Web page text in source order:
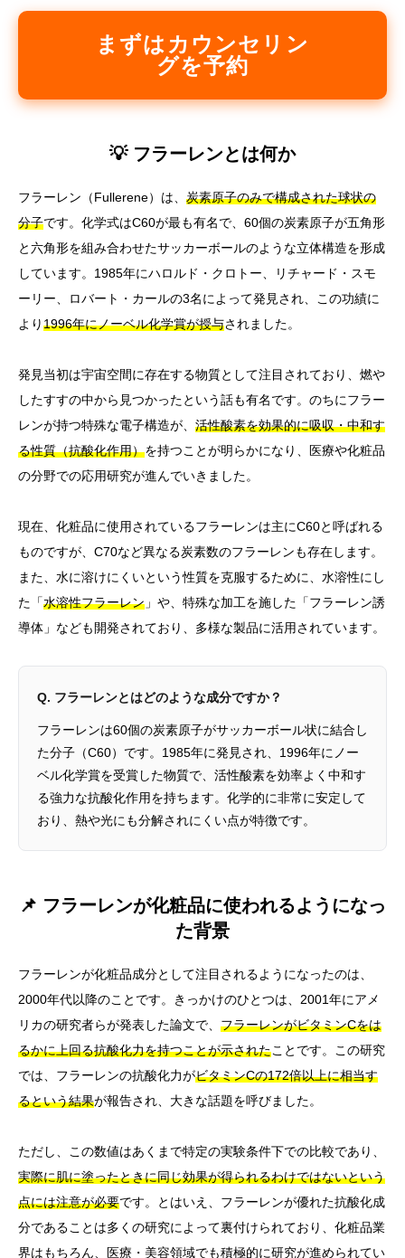
まずはカウンセリン
グを予約
💡 フラーレンとは何か
フラーレン（Fullerene）は、 炭素原子のみで構成された球状の
分子です。化学式はC60が最も有名で、60個の炭素原子が五角形
と六角形を組み合わせたサッカーボールのような立体構造を形成
しています。1985年にハロルド・クロトー、リチャード・スモ
ーリー、ロバート・カールの3名によって発見され、この功績に
より1996年にノーベル化学賞が授与されました。
発見当初は宇宙空間に存在する物質として注目されており、燃や
したすすの中から見つかったという話も有名です。のちにフラー
レンが持つ特殊な電子構造が、 活性酸素を効果的に吸収・中和す
る性質（抗酸化作用）を持つことが明らかになり、医療や化粧品
の分野での応用研究が進んでいきました。
現在、化粧品に使用されているフラーレンは主にC60と呼ばれる
ものですが、C70など異なる炭素数のフラーレンも存在します。
また、水に溶けにくいという性質を克服するために、水溶性にし
た「水溶性フラーレン 」や、特殊な加工を施した「フラーレン誘
導体」なども開発されており、多様な製品に活用されています。
Q. フラーレンとはどのような成分ですか？
フラーレンは60個の炭素原子がサッカーボール状に結合し
た分子（C60）です。1985年に発見され、1996年にノー
ベル化学賞を受賞した物質で、活性酸素を効率よく中和す
る強力な抗酸化作用を持ちます。化学的に非常に安定して
おり、熱や光にも分解されにくい点が特徴です。
📌 フラーレンが化粧品に使われるようになっ
た背景
フラーレンが化粧品成分として注目されるようになったのは、
2000年代以降のことです。きっかけのひとつは、2001年にアメ
リカの研究者らが発表した論文で、 フラーレンがビタミンCをは
るかに上回る抗酸化力を持つことが示されたことです。この研究
では、フラーレンの抗酸化力がビタミンCの172倍以上に相当す
るという結果が報告され、大きな話題を呼びました。
ただし、この数値はあくまで特定の実験条件下での比較であり、
実際に肌に塗ったときに同じ効果が得られるわけではないという
点には注意が必要です。とはいえ、フラーレンが優れた抗酸化成
分であることは多くの研究によって裏付けられており、化粧品業
界はもちろん、医療・美容領域でも積極的に研究が進められてい